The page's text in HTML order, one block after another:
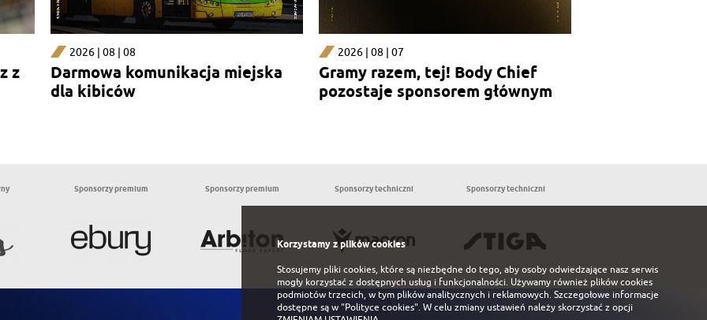
z
2026 | 08 | 08
Darmowa komunikacja miejska
dla kibiców
2026 | 08 | 07
Gramy razem, tej! Body Chief
pozostaje sponsorem głównym
Sponsorzy premium Sponsorzy premium Sponsorzy techniczni Sponsorzy techniczni
Korzystamy z plików cookies
Stosujemy pliki cookies, które są niezbędne do tego, aby osoby odwiedzające nasz serwis
mogły korzystać z dostępnych usług i funkcjonalności. Używamy również plików cookies
podmiotów trzecich, w tym plików analitycznych i reklamowych. Szczegołowe informacje
dostępne są w"Polityce cookies". W celu zmiany ustawień należy skorzystać z opcji